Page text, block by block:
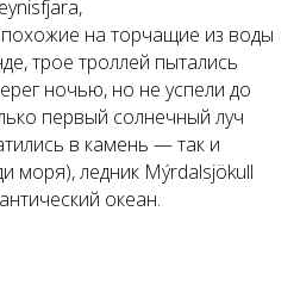
на торчащие из воды
трое троллей пытались
ночью, но не успели до
первый солнечный луч
в камень — так и
моря), ледник Mýrdalsjökull
океан.